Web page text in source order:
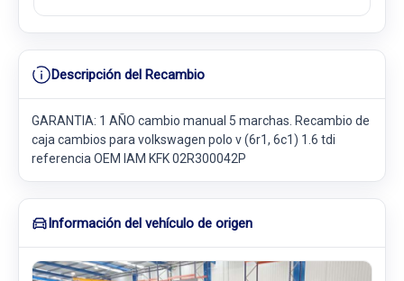
Descripción del Recambio
GARANTIA: 1 AÑO cambio manual 5 marchas. Recambio de
caja cambios para volkswagen polo v (6r1, 6c1) 1.6 tdi
referencia OEM IAM KFK 02R300042P
Información del vehículo de origen